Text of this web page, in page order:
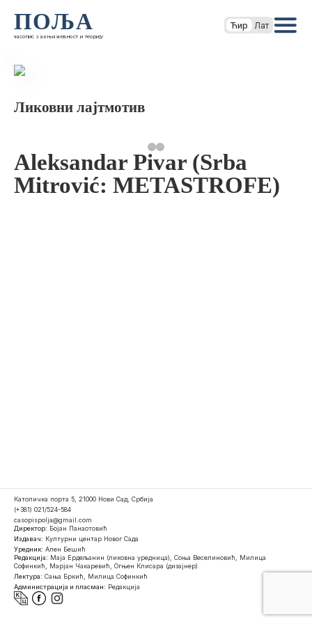
ПОЉА
часопис за књижевност и теорију
Ћир Лат
Ликовни лајтмотив
Aleksandar Pivar (Srba
Mitrović: METASTROFE)
Католичка порта 5, 21000 Нови Сад, Србија
(+381) 021/524-584
casopispolja@gmail.com
Директор: Бојан Панаотовић
Издавач: Културни центар Новог Сада
Уредник: Ален Бешић
Редакција: Маја Ердељанин (ликовна уредница), Соња Веселиновић, Милица
Софинкић, Марјан Чакаревић, Огњен Клисара (дизајнер)
Лектура: Сања Бркић, Милица Софинкић
Администрација и пласман: Редакција